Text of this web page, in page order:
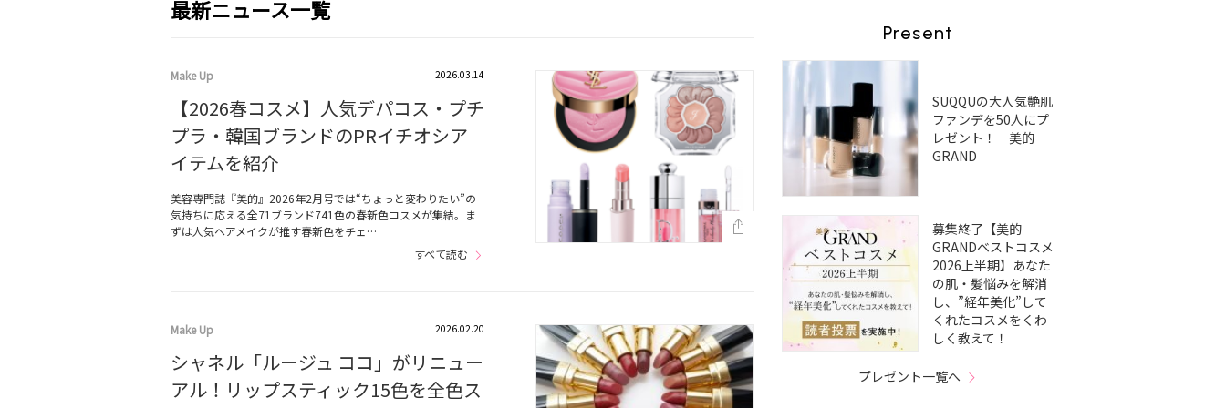
最新ニュース一覧
Make Up 2026.03.14
【2026春コスメ】人気デパコス・プチ
プラ・韓国ブランドのPRイチオシア
イテムを紹介
美容専門誌『美的』2026年2月号では“ちょっと変わりたい”の
気持ちに応える全71ブランド741色の春新色コスメが集結。ま
ずは人気ヘアメイクが推す春新色をチェ…
すべて読む
Make Up 2026.02.20
シャネル「ルージュ ココ」がリニュー
アル！リップスティック15色を全色ス
Present
SUQQUの大人気艶肌
ファンデを50人にプ
レゼント！｜美的
GRAND
募集終了【美的
GRANDベストコスメ
2026上半期】あなた
の肌・髪悩みを解消
し、”経年美化”して
くれたコスメをくわ
しく教えて！
プレゼント一覧へ